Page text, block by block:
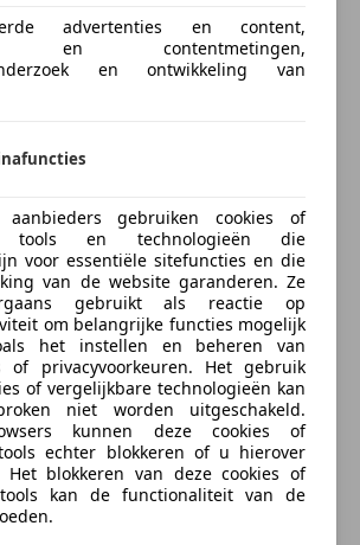
bv is een Bovagbedrijf
jonge Dealeroccasions.
geleverd met een NATIONALE
mogelijkheid de auto tegen een
gespreid te betalen.
naar de voorwaarden en
vrijblijvend kijken bij Select
auto in.
langs om de mogelijkheden
Bereken nu
went wrong
something unexpected happened.
again or refresh the page.
advertenties en content,
en contentmetingen,
en ontwikkeling van
gebruiken cookies of
tools en technologieën die
voor essentiële sitefuncties en die
van de website garanderen. Ze
gebruikt als reactie op
om belangrijke functies mogelijk
het instellen en beheren van
of privacyvoorkeuren. Het gebruik
of vergelijkbare technologieën kan
niet worden uitgeschakeld.
kunnen deze cookies of
echter blokkeren of u hierover
Het blokkeren van deze cookies of
kan de functionaliteit van de